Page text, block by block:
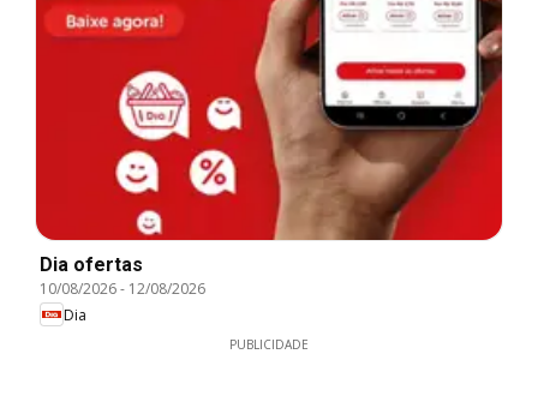
Dia ofertas
10/08/2026- 12/08/2026
Dia
PUBLICIDADE